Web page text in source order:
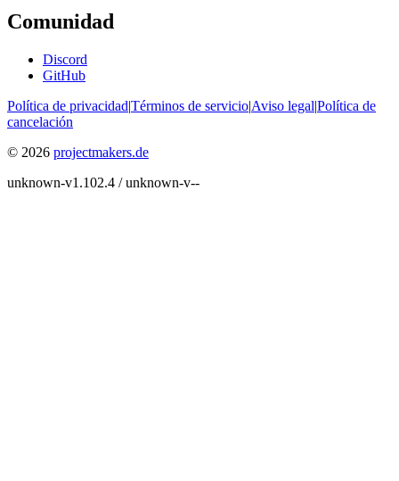
Comunidad
Discord
GitHub
Política de privacidad|Términos de servicio|Aviso legal|Política de
cancelación
© 2026 projectmakers.de
unknown-v1.102.4 / unknown-v--